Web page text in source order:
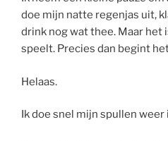
doe mijn natte regenjas uit,
drink nog wat thee. Maar het
speelt. Precies dan begint
Helaas.
Ik doe snel mijn spullen